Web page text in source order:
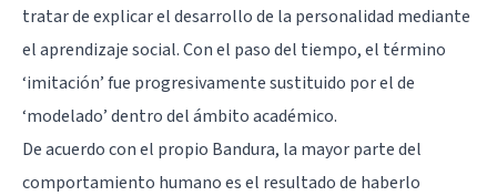
tratar de explicar el desarrollo de la personalidad mediante
el aprendizaje social. Con el paso del tiempo, el término
‘imitación’ fue progresivamente sustituido por el de
‘modelado’ dentro del ámbito académico.
De acuerdo con el propio Bandura, la mayor parte del
comportamiento humano es el resultado de haberlo